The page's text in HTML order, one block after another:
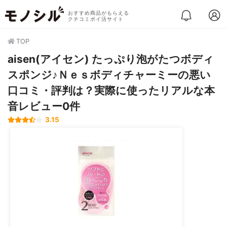
おすすめ商品がもらえる
クチコミポイ活サイト
TOP
aisen(アイセン) たっぷり泡がたつボディ
スポンジ♪Ｎｅｓボディチャーミーの悪い
口コミ・評判は？実際に使ったリアルな本
音レビュー0件
3.15